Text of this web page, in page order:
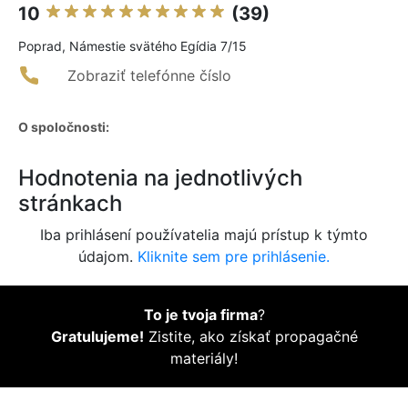
10 (39)
Poprad, Námestie svätého Egídia 7/15
Zobraziť telefónne číslo
O spoločnosti:
Hodnotenia na jednotlivých
stránkach
Iba prihlásení používatelia majú prístup k týmto
údajom. Kliknite sem pre prihlásenie.
To je tvoja firma?
Gratulujeme! Zistite, ako získať propagačné
materiály!